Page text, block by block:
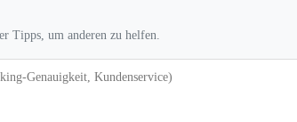
Tipps, um anderen zu helfen.